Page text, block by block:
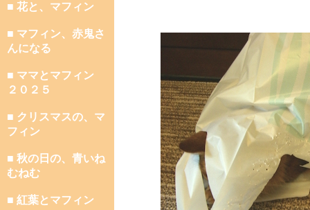
■ 花と、マフィン
■ マフィン、赤鬼さ
んになる
■ ママとマフィン
２０２５
■ クリスマスの、マ
フィン
■ 秋の日の、青いね
むねむ
■ 紅葉とマフィン